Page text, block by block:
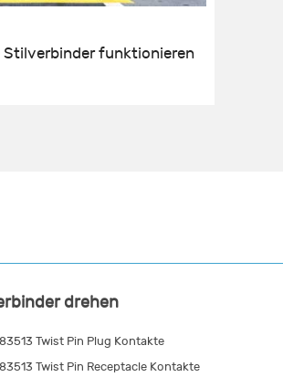
Stilverbinder funktionieren
drehen
Twist Pin Plug Kontakte
Twist Pin Receptacle Kontakte